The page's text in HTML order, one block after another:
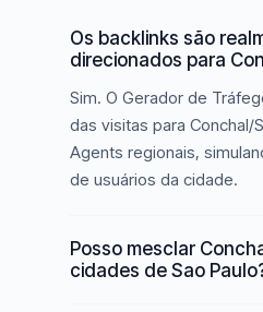
Os backlinks são
direcionados para
Sim. O Gerador de
das visitas para Conchal/
Agents regionais,
de usuários da cidade.
Posso mesclar
cidades de Sao